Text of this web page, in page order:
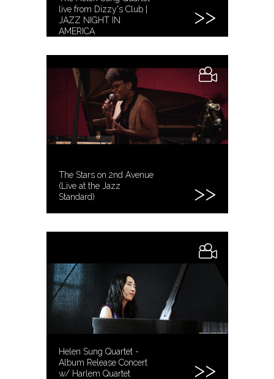
live from Dizzy's Club |
JAZZ NIGHT IN
AMERICA
The Stars on 2nd Avenue
(Live at the Jazz
Standard)
Helen Sung Quartet -
Album Release Concert
w/ Harlem Quartet